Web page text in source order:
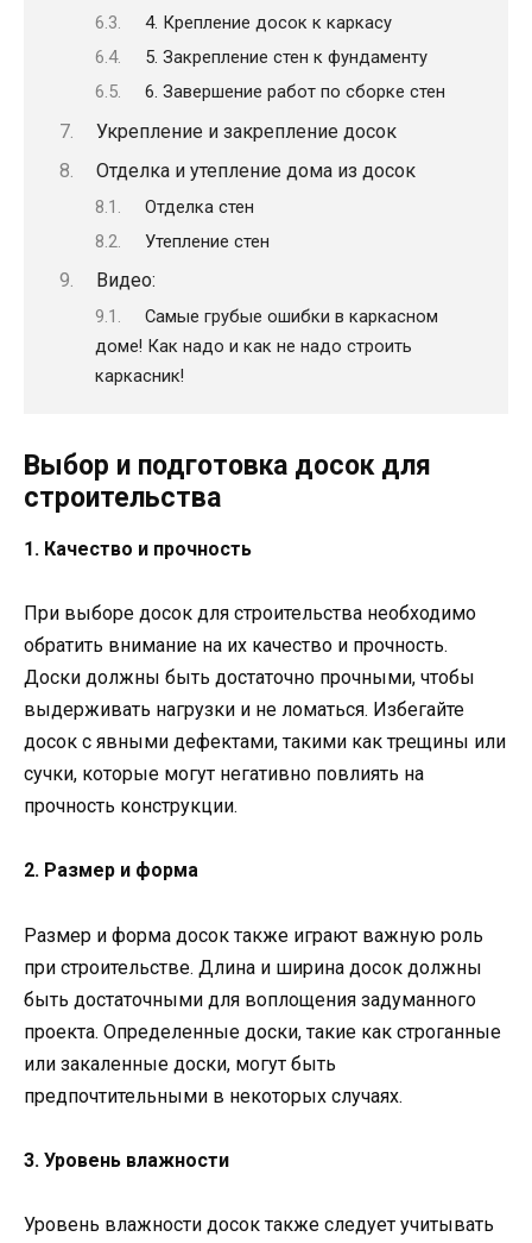
4. Крепление досок к каркасу
5. Закрепление стен к фундаменту
6. Завершение работ по сборке стен
Укрепление и закрепление досок
Отделка и утепление дома из досок
Отделка стен
Утепление стен
Видео:
Самые грубые ошибки в каркасном
доме! Как надо и как не надо строить
каркасник!
Выбор и подготовка досок для
строительства
1. Качество и прочность
При выборе досок для строительства необходимо
обратить внимание на их качество и прочность.
Доски должны быть достаточно прочными, чтобы
выдерживать нагрузки и не ломаться. Избегайте
досок с явными дефектами, такими как трещины или
сучки, которые могут негативно повлиять на
прочность конструкции.
2. Размер и форма
Размер и форма досок также играют важную роль
при строительстве. Длина и ширина досок должны
быть достаточными для воплощения задуманного
проекта. Определенные доски, такие как строганные
или закаленные доски, могут быть
предпочтительными в некоторых случаях.
3. Уровень влажности
Уровень влажности досок также следует учитывать